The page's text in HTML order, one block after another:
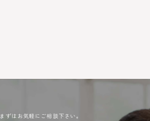
まずはお気軽にご相談下さい。